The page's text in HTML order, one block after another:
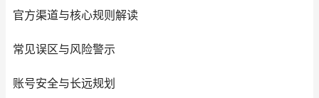
官方渠道与核心规则解读
常见误区与风险警示
账号安全与长远规划